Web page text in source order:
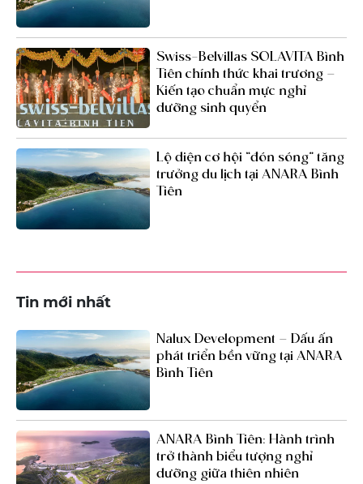
Swiss-Belvillas SOLAVITA Bình
Tiên chính thức khai trương –
Kiến tạo chuẩn mực nghỉ
dưỡng sinh quyển
Lộ diện cơ hội “đón sóng” tăng
trưởng du lịch tại ANARA Bình
Tiên
Tin mới nhất
Nalux Development – Dấu ấn
phát triển bền vững tại ANARA
Bình Tiên
ANARA Bình Tiên: Hành trình
trở thành biểu tượng nghỉ
dưỡng giữa thiên nhiên